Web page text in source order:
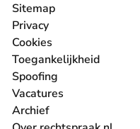
Sitemap
Privacy
Cookies
Toegankelijkheid
Spoofing
Vacatures
- U verlaat Rechtspraak.nl
Archief